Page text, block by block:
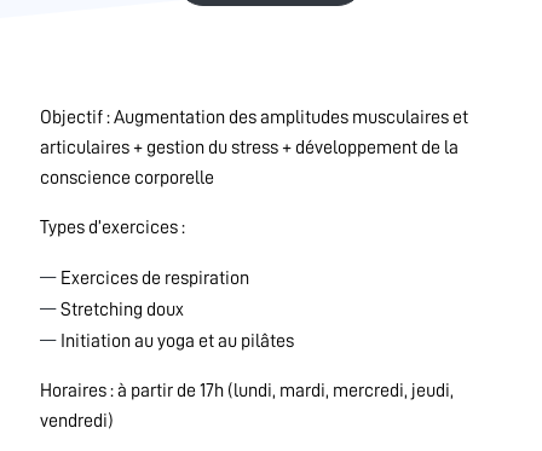
Objectif : Augmentation des amplitudes musculaires et
articulaires + gestion du stress + développement de la
conscience corporelle
Types d’exercices :
Exercices de respiration
Stretching doux
Initiation au yoga et au pilâtes
Horaires : à partir de 17h (lundi, mardi, mercredi, jeudi,
vendredi)